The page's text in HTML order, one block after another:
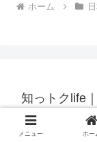
ホーム
知っトクlife
© 2025 知っトクlife
メニュー ホー